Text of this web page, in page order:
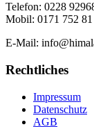
Telefon: 0228
Mobil: 0171 752 81
E-Mail:
Rechtliches
Impressum
Datenschutz
AGB